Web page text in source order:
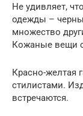
Не удивляет,
одежды –
множество
Кожаные вещи
Красно-желтая
стилистами.
встречаются.